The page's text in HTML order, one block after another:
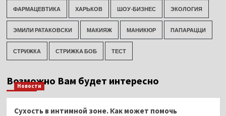
ФАРМАЦЕВТИКА ХАРЬКОВ ШОУ-БИЗНЕС ЭКОЛОГИЯ
ЭМИЛИ РАТАКОВСКИ МАКИЯЖ МАНИКЮР ПАПАРАЦЦИ
СТРИЖКА СТРИЖКА БОБ ТЕСТ
Возможно Вам будет интересно
Новости
Сухость в интимной зоне. Как может помочь